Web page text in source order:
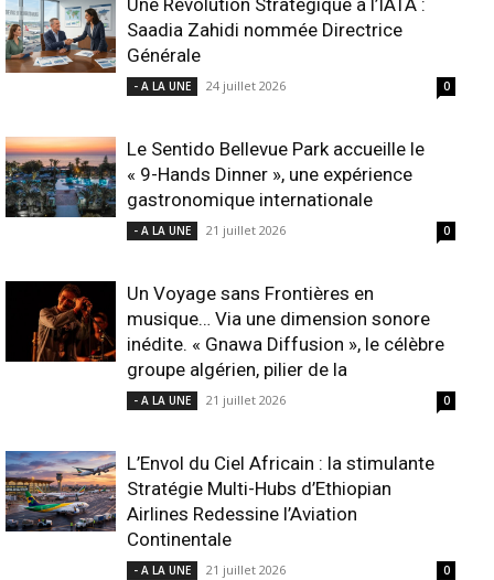
Une Révolution Stratégique à l’IATA :
Saadia Zahidi nommée Directrice
Générale
- A LA UNE 24 juillet 2026 0
Le Sentido Bellevue Park accueille le
« 9-Hands Dinner », une expérience
gastronomique internationale
- A LA UNE 21 juillet 2026 0
Un Voyage sans Frontières en
musique… Via une dimension sonore
inédite. « Gnawa Diffusion », le célèbre
groupe algérien, pilier de la
- A LA UNE 21 juillet 2026 0
L’Envol du Ciel Africain : la stimulante
Stratégie Multi-Hubs d’Ethiopian
Airlines Redessine l’Aviation
Continentale
- A LA UNE 21 juillet 2026 0